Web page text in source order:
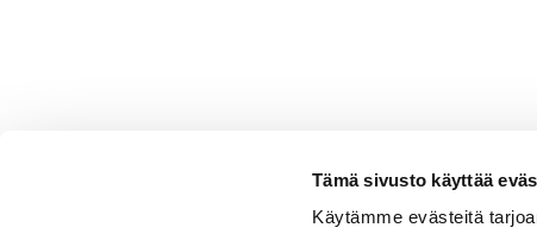
Tämä sivusto käyttää
Käytämme evästeitä